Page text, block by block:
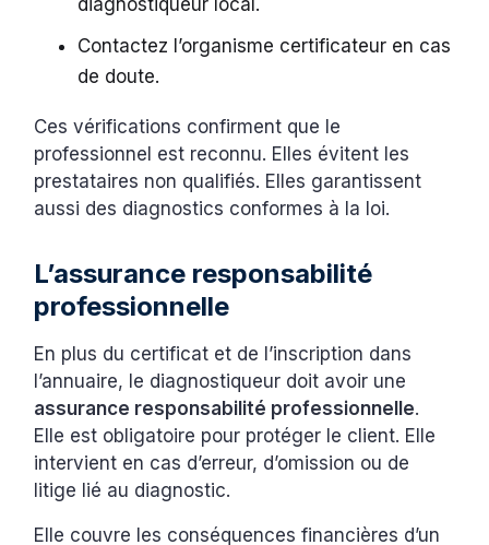
diagnostiqueur local.
Contactez l’organisme certificateur en cas
de doute.
Ces vérifications confirment que le
professionnel est reconnu. Elles évitent les
prestataires non qualifiés. Elles garantissent
aussi des diagnostics conformes à la loi.
L’assurance responsabilité
professionnelle
En plus du certificat et de l’inscription dans
l’annuaire, le diagnostiqueur doit avoir une
assurance responsabilité professionnelle.
Elle est obligatoire pour protéger le client. Elle
intervient en cas d’erreur, d’omission ou de
litige lié au diagnostic.
Elle couvre les conséquences financières d’un